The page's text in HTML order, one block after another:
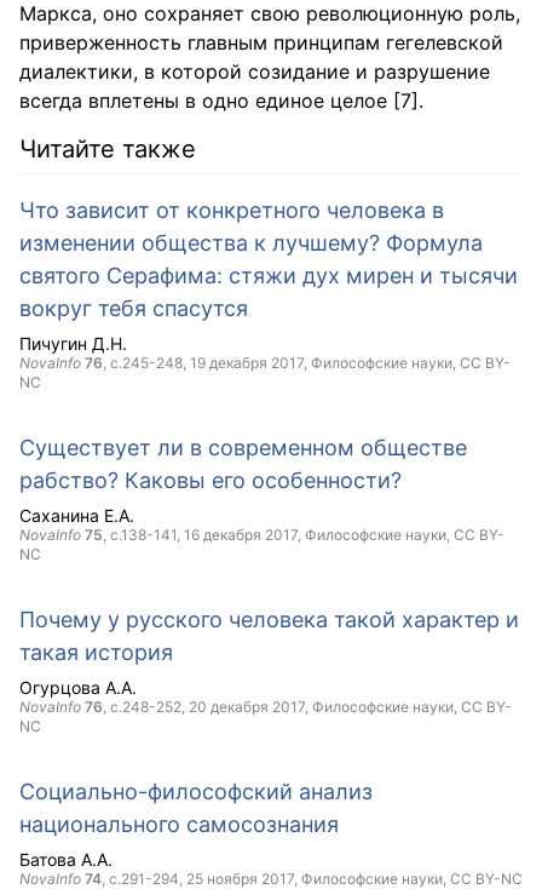
Маркса, оно сохраняет свою революционную роль,
приверженность главным принципам гегелевской
диалектики, в которой созидание и разрушение
всегда вплетены в одно единое целое [7].
Читайте также
Что зависит от конкретного человека в
изменении общества к лучшему? Формула
святого Серафима: стяжи дух мирен и тысячи
вокруг тебя спасутся
Пичугин Д.Н.
NovaInfo 76, с.245-248, 19 декабря 2017, Философские науки, CC BY-
NC
Существует ли в современном обществе
рабство? Каковы его особенности?
Саханина Е.А.
NovaInfo 75, с.138-141, 16 декабря 2017, Философские науки, CC BY-
NC
Почему у русского человека такой характер и
такая история
Огурцова А.А.
NovaInfo 76, с.248-252, 20 декабря 2017, Философские науки, CC BY-
NC
Социально-философский анализ
национального самосознания
Батова А.А.
NovaInfo 74, с.291-294, 25 ноября 2017, Философские науки, CC BY-NC